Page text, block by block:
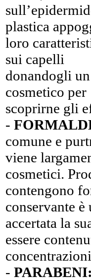
plastica
loro
sui capelli
donandogli
cosmetico per
scoprirne gli
-
comune e
viene
cosmetici.
contengono
conservante
accertata la
essere
- PARABENI: